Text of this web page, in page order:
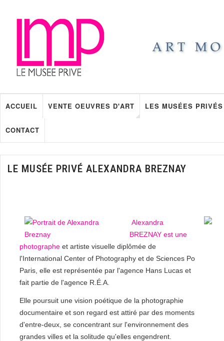
ACCUEIL VENTE OEUVRES D'ART LES MUSÉES PRIVÉS
CONTACT
LE MUSÉE PRIVÉ ALEXANDRA BREZNAY
Alexandra
BREZNAY est une
photographe et artiste visuelle diplômée de
l'International Center of Photography et de Sciences Po
Paris, elle est représentée par l'agence Hans Lucas et
fait partie de l'agence R.É.A.
Elle poursuit une vision poétique de la photographie
documentaire et son regard est attiré par des moments
d'entre-deux, se concentrant sur l'environnement des
grandes villes et la solitude qu'elles engendrent.